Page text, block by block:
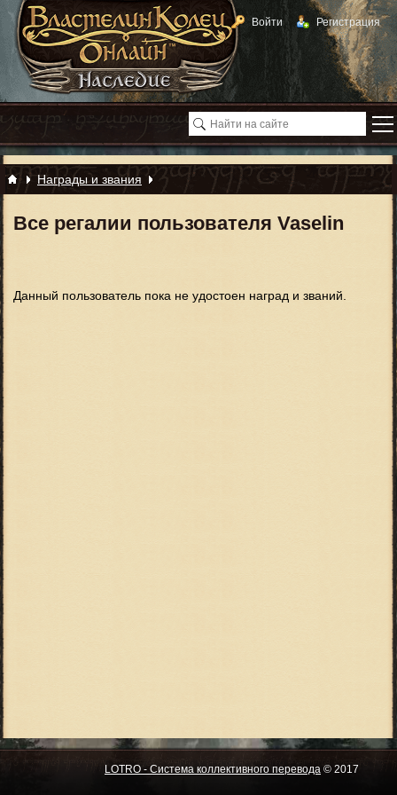
Войти Регистрация
Награды и звания
Все регалии пользователя Vaselin
Данный пользователь пока не удостоен наград и званий.
LOTRO - Система коллективного перевода © 2017